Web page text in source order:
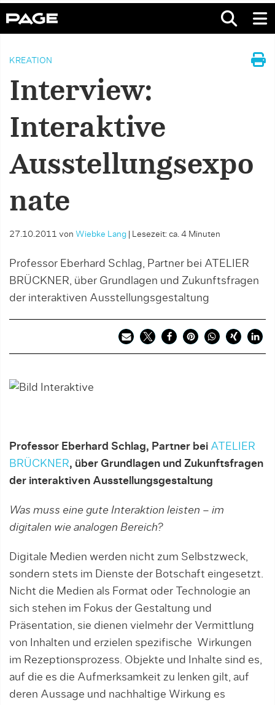
KREATION
Interview:
Interaktive
Ausstellungsexpo
nate
27.10.2011 von Wiebke Lang Lesezeit: ca. 4 Minuten
Professor Eberhard Schlag, Partner bei ATELIER
BRÜCKNER, über Grundlagen und Zukunftsfragen
der interaktiven Ausstellungsgestaltung
Professor Eberhard Schlag, Partner bei ATELIER
BRÜCKNER, über Grundlagen und Zukunftsfragen
der interaktiven Ausstellungsgestaltung
Was muss eine gute Interaktion leisten – im
digitalen wie analogen Bereich?
Digitale Medien werden nicht zum Selbstzweck,
sondern stets im Dienste der Botschaft eingesetzt.
Nicht die Medien als Format oder Technologie an
sich stehen im Fokus der Gestaltung und
Präsentation, sie dienen vielmehr der Vermittlung
von Inhalten und erzielen spezifische Wirkungen
im Rezeptionsprozess. Objekte und Inhalte sind es,
auf die es die Aufmerksamkeit zu lenken gilt, auf
deren Aussage und nachhaltige Wirkung es